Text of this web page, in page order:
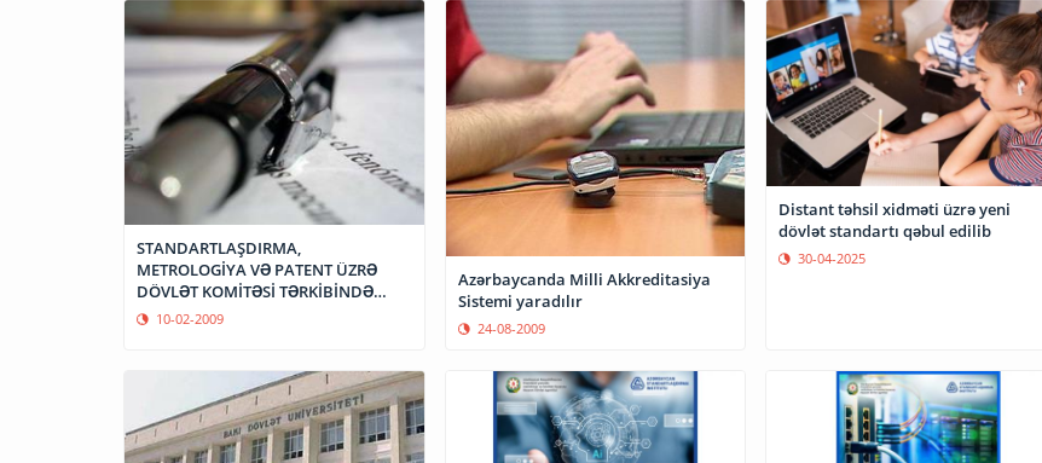
STANDARTLAŞDIRMA,
METROLOGİYA VƏ PATENT ÜZRƏ
DÖVLƏT KOMİTƏSİ TƏRKİBİNDƏ
MƏLUMAT MƏRKƏZİ YARADILIR
10-02-2009
Azərbaycanda Milli Akkreditasiya
Sistemi yaradılır
24-08-2009
Distant təhsil xidməti üzrə yeni
dövlət standartı qəbul edilib
30-04-2025